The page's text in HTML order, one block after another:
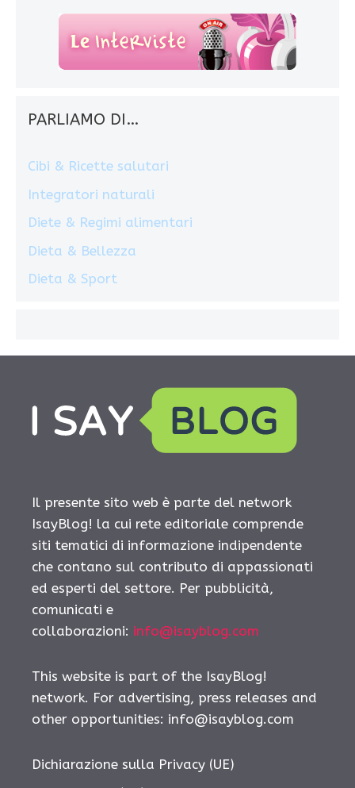
PARLIAMO DI…
Cibi & Ricette salutari
Integratori naturali
Diete & Regimi alimentari
Dieta & Bellezza
Dieta & Sport
Il presente sito web è parte del network
IsayBlog! la cui rete editoriale comprende
siti tematici di informazione indipendente
che contano sul contributo di appassionati
ed esperti del settore. Per pubblicità,
comunicati e
collaborazioni: info@isayblog.com
This website is part of the IsayBlog!
network. For advertising, press releases and
other opportunities: info@isayblog.com
Dichiarazione sulla Privacy (UE)